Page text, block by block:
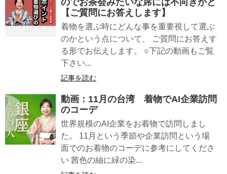
【ご質問にお答えします】
着物を選ぶ時にどんな事を重要視して選ぶ
のかという点について、 ご質問にお答えす
る形でお伝えします。 ○下記の動画もご覧
下さい...
記事を読む
動画：11月の台湾 着物でAI企業訪問
のコーデ
世界規模のAI企業をお着物で訪問しまし
た。 11月という季節や企業訪問という場
面でのお着物のコーデに参考にしてくださ
い 茜色の紬に緑の染...